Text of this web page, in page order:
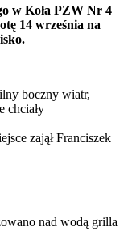
w Koła PZW Nr 4
14 września na
boczny wiatr,
chciały
zajął Franciszek
nad wodą grilla